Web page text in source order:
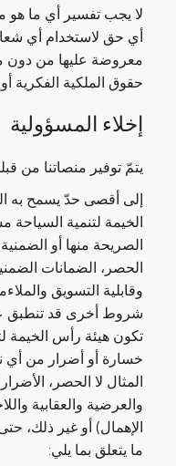
لا يجب تفسير أي ما هو
أي حق لاستخدام أي
معروضة عليها من
حقوق الملكية الفكرية
إخلاء المسؤولية
يتمّ توفير منصاتنا من
إلى أقصى حدّ يسمح به
الخيمة لتنمية السياحة
الصريحة منها أو
الحصر، الضمانات
وقابلية التسويق
شروط أخرى قد تنطبق
تكون هيئة رأس الخيمة
خسارة أو أضرار من أي
المثال لا الحصر،
والعرضية والعقابية
الإهمال) أو غير ذلك،
ما يتعلق بما يلي: